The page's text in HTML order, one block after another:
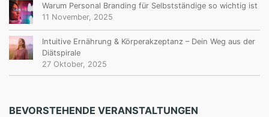
Warum Personal Branding für Selbstständige so wichtig ist
11 November, 2025
Intuitive Ernährung & Körperakzeptanz – Dein Weg aus der
Diätspirale
27 Oktober, 2025
BEVORSTEHENDE VERANSTALTUNGEN